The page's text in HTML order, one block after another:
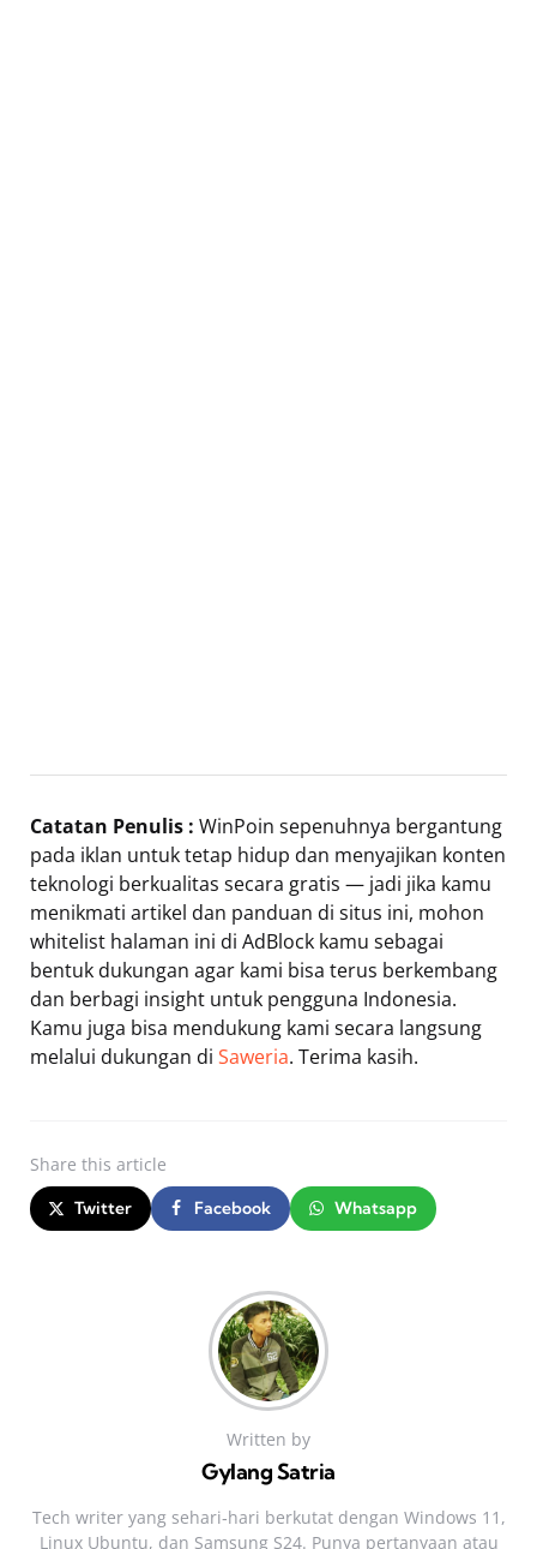
Catatan Penulis : WinPoin sepenuhnya bergantung
pada iklan untuk tetap hidup dan menyajikan konten
teknologi berkualitas secara gratis — jadi jika kamu
menikmati artikel dan panduan di situs ini, mohon
whitelist halaman ini di AdBlock kamu sebagai
bentuk dukungan agar kami bisa terus berkembang
dan berbagi insight untuk pengguna Indonesia.
Kamu juga bisa mendukung kami secara langsung
melalui dukungan di Saweria. Terima kasih.
Share this article
Twitter Facebook Whatsapp
Written by
Gylang Satria
Tech writer yang sehari‑hari berkutat dengan Windows 11,
Linux Ubuntu, dan Samsung S24. Punya pertanyaan atau